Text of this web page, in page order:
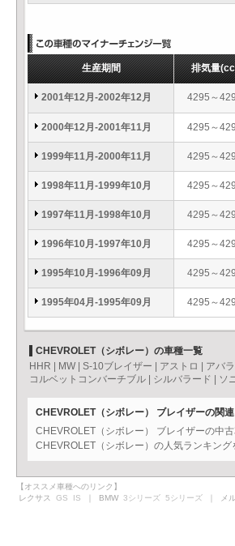
生産期間 排気量
2001年12月-2002年12月 4295～
2000年12月-2001年11月 4295～
1999年11月-2000年11月 4295～
1998年11月-1999年10月 4295～
1997年11月-1998年10月 4295～
1996年10月-1997年10月 4295～
1995年10月-1996年09月 4295～
1995年04月-1995年09月 4295～
CHEVROLET（シボレー）の車種一覧
HHR
MW S-10ブレイザー アストロ アバ
コルベットコンバーチブル
シルバラード ソ
CHEVROLET（シボレー） ブレイザーの関
CHEVROLET（シボレー） ブレイザーの中古
CHEVROLET（シボレー）の人気ランキング
【オススメ車種へのリンク】
レクサス GS IS ｜ BMW 3シリーズ 5シリーズ ｜ メ